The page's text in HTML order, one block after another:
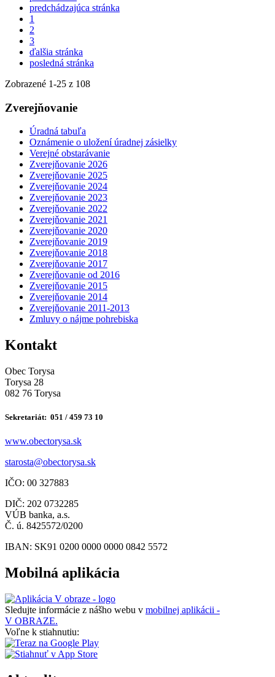
predchádzajúca stránka
1
2
3
ďalšia stránka
posledná stránka
Zobrazené 1-25 z 108
Zverejňovanie
Úradná tabuľa
Oznámenie o uložení úradnej zásielky
Verejné obstarávanie
Zverejňovanie 2026
Zverejňovanie 2025
Zverejňovanie 2024
Zverejňovanie 2023
Zverejňovanie 2022
Zverejňovanie 2021
Zverejňovanie 2020
Zverejňovanie 2019
Zverejňovanie 2018
Zverejňovanie 2017
Zverejňovanie od 2016
Zverejňovanie 2015
Zverejňovanie 2014
Zverejňovanie 2011-2013
Zmluvy o nájme pohrebiska
Kontakt
Obec Torysa
Torysa 28
082 76 Torysa
Sekretariát: 051 / 459 73 10
www.obectorysa.sk
starosta@obectorysa.sk
IČO: 00 327883
DIČ: 202 0732285
VÚB banka, a.s.
Č. ú. 8425572/0200
IBAN: SK91 0200 0000 0000 0842 5572
Mobilná aplikácia
Sledujte informácie z nášho webu v mobilnej aplikácii -
V OBRAZE.
Voľne k stiahnutiu: